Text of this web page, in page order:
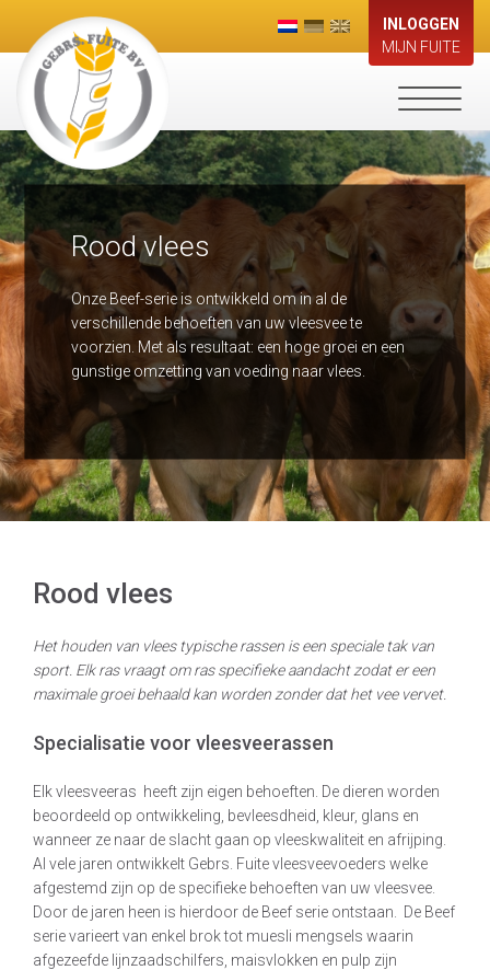
INLOGGEN
MIJN FUITE
Toggle
Rood vlees
Onze Beef-serie is ontwikkeld om in al de
verschillende behoeften van uw vleesvee te
voorzien. Met als resultaat: een hoge groei en een
gunstige omzetting van voeding naar vlees.
Rood vlees
Het houden van vlees typische rassen is een speciale tak van
sport. Elk ras vraagt om ras specifieke aandacht zodat er een
maximale groei behaald kan worden zonder dat het vee vervet.
Specialisatie voor vleesveerassen
Elk vleesveeras heeft zijn eigen behoeften. De dieren worden
beoordeeld op ontwikkeling, bevleesdheid, kleur, glans en
wanneer ze naar de slacht gaan op vleeskwaliteit en afrijping.
Al vele jaren ontwikkelt Gebrs. Fuite vleesveevoeders welke
afgestemd zijn op de specifieke behoeften van uw vleesvee.
Door de jaren heen is hierdoor de Beef serie ontstaan. De Beef
serie varieert van enkel brok tot muesli mengsels waarin
afgezeefde lijnzaadschilfers, maisvlokken en pulp zijn